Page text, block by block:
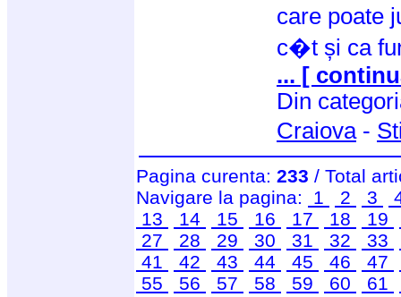
care poate
c�t și ca
... [
Din
Craiova-
Pagina curenta: 233 / Total
Navigare la pagina:
1 2 3
13
14 15 16 17 18 19
27
28 29 30 31 32 33
41
42 43 44 45 46 47
55
56 57 58 59 60 61